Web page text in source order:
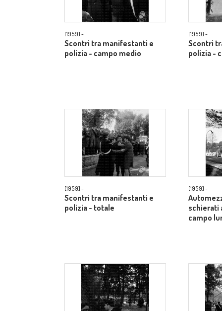
[1959] -
Scontri tra manifestanti e
polizia - campo medio
[1959] -
Scontri
polizia -
[1959] -
Scontri tra manifestanti e
polizia - totale
[1959] -
schierati
campo